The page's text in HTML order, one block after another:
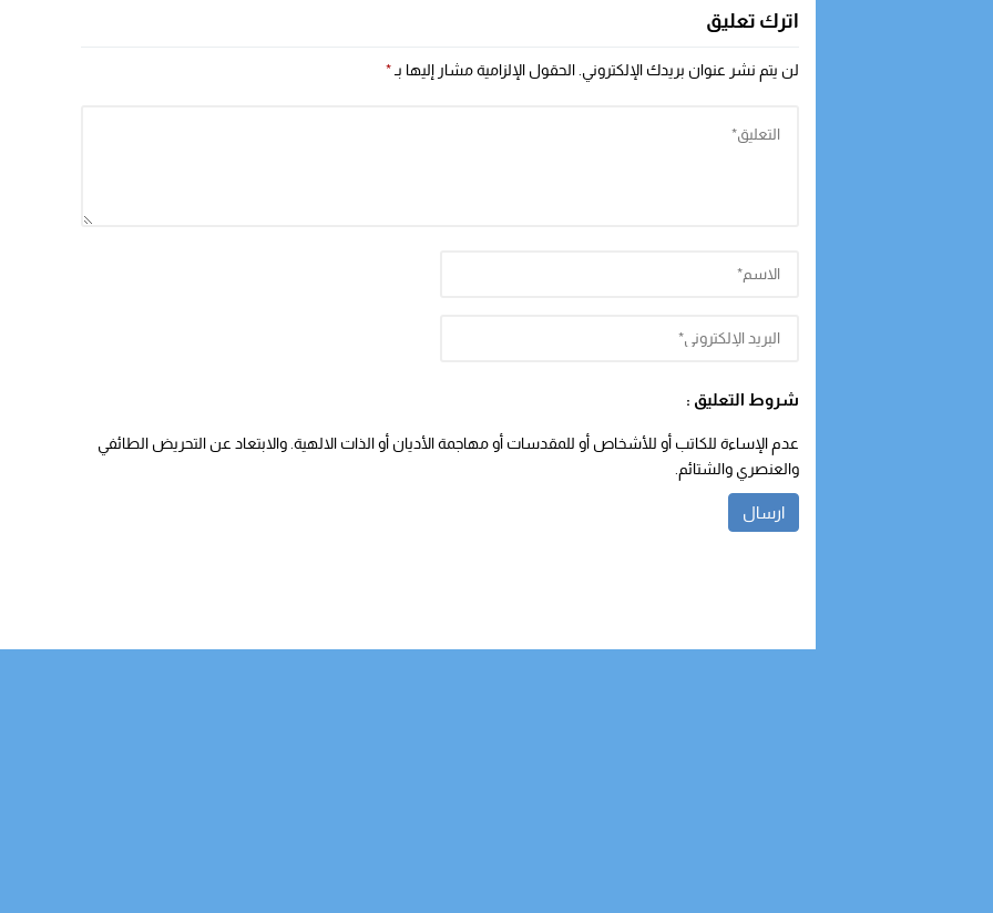
اترك تعليق
لن يتم نشر عنوان بريدك الإلكتروني. الحقول الإلزامية مشار إليها بـ *
شروط التعليق :
عدم الإساءة للكاتب أو للأشخاص أو للمقدسات أو مهاجمة الأديان أو الذات الالهية. والابتعاد عن التحريض الطائفي
والعنصري والشتائم.